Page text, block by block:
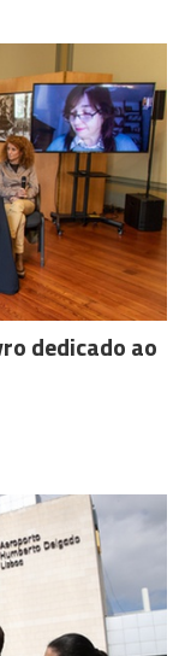
dedicado ao